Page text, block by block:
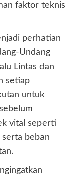
faktor teknis
perhatian
Undang
Lintas dan
setiap
untuk
vital seperti
serta beban